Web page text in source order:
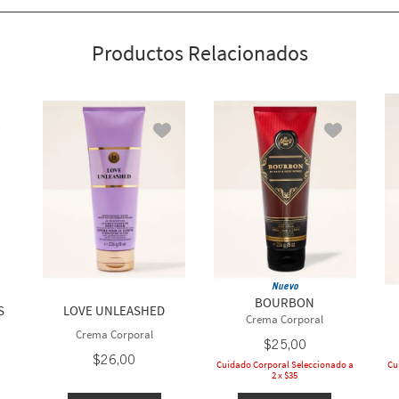
Productos Relacionados
LOVE UNLEASHED
Crema Corporal
$26,00
Nuevo
BOURBON
Crema Corporal
$25,00
Cuidado Corporal Seleccionado a
2 x $35